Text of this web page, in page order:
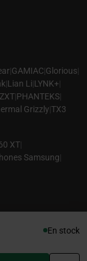
En stock
|GAMIAC|Glorious|
|Lian Li|LYNK+|
|PHANTEKS|
Grizzly|TX3
XT|
Samsung|
LAS
Y
CASEKING
CUALQUIER ERROR